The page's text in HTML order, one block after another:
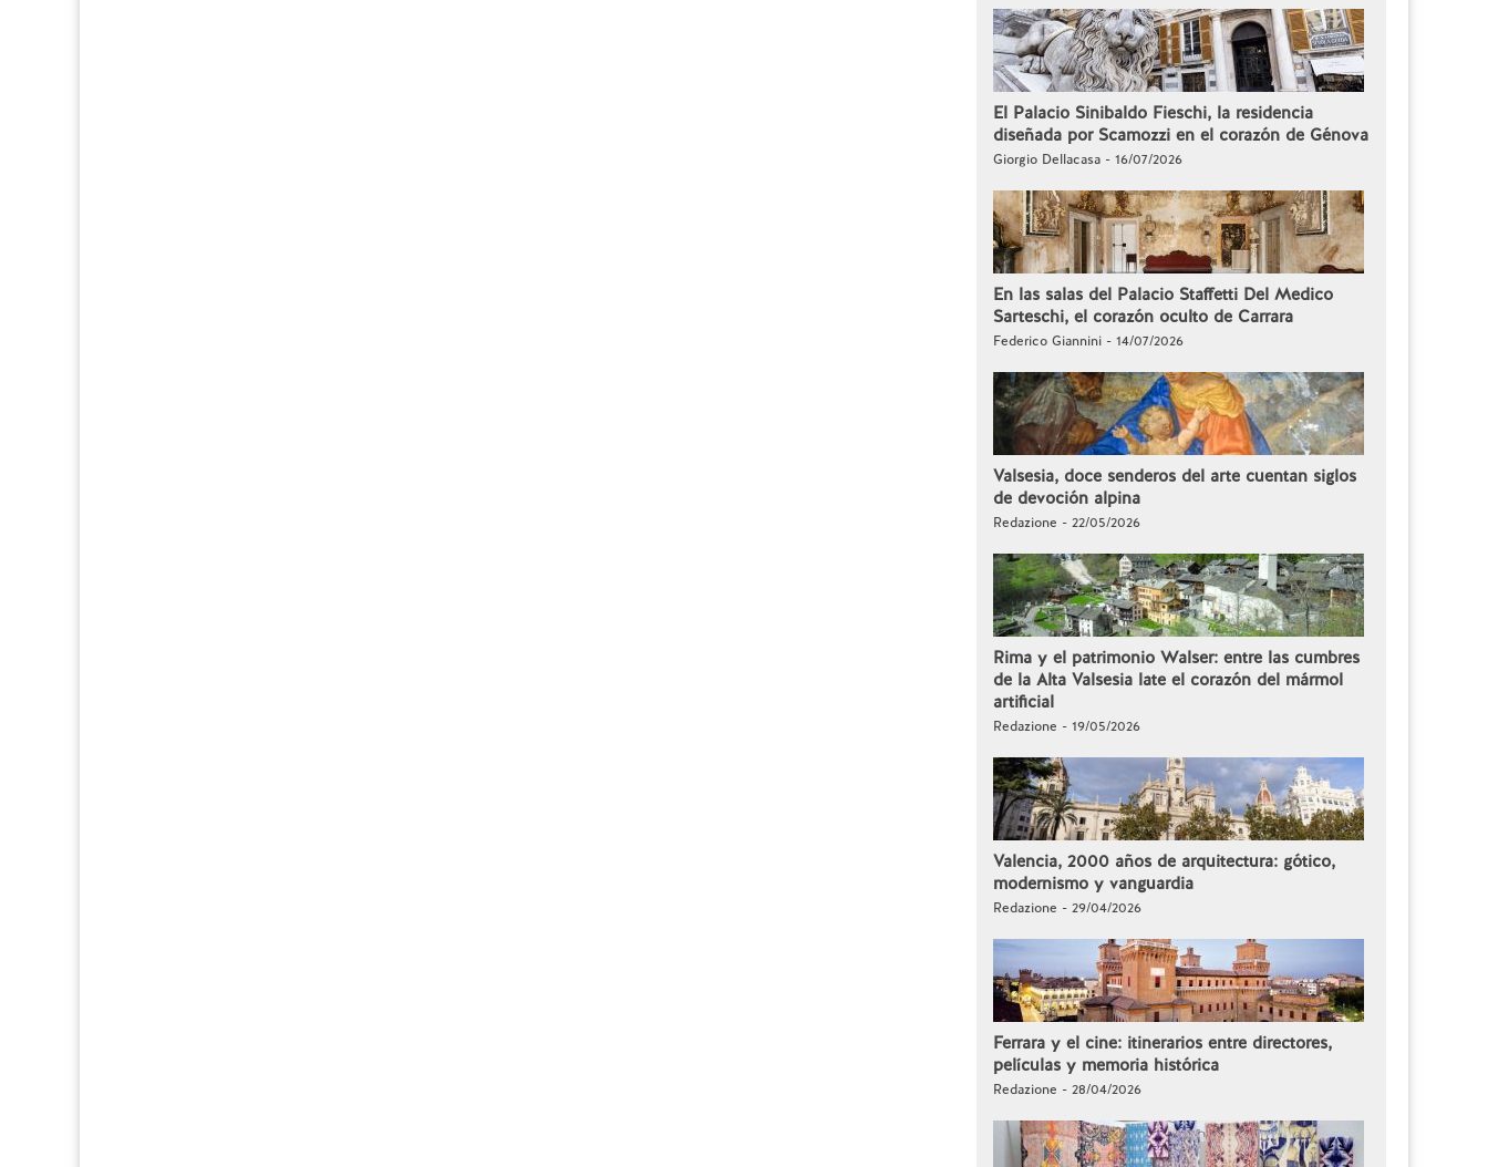
El Palacio Sinibaldo Fieschi, la residencia
diseñada por Scamozzi en el corazón de Génova
Giorgio Dellacasa - 16/07/2026
En las salas del Palacio Staffetti Del Medico
Sarteschi, el corazón oculto de Carrara
Federico Giannini - 14/07/2026
Valsesia, doce senderos del arte cuentan siglos
de devoción alpina
Redazione - 22/05/2026
Rima y el patrimonio Walser: entre las cumbres
de la Alta Valsesia late el corazón del mármol
artificial
Redazione - 19/05/2026
Valencia, 2000 años de arquitectura: gótico,
modernismo y vanguardia
Redazione - 29/04/2026
Ferrara y el cine: itinerarios entre directores,
películas y memoria histórica
Redazione - 28/04/2026